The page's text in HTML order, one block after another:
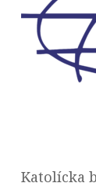
Katolícka